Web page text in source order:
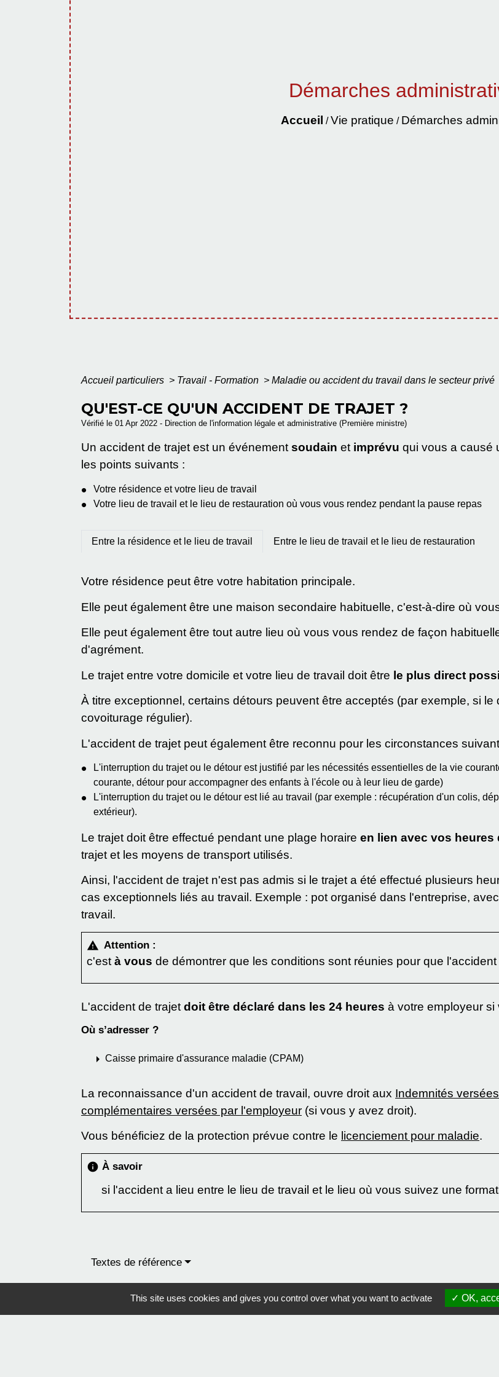
Démarches
Accueil /Vie pratique / Démarches
Accueil particuliers > Travail - Formation > Maladie ou accident du travail dans le secteur privé
QU'EST-CE QU'UN ACCIDENT DE TRAJET ?
Vérifié le 01 Apr 2022 - Direction de l'information légale et administrative (Première ministre)
Un accident de trajet est un événement soudain et imprévu qui vous a causé
les points suivants :
Votre résidence et votre lieu de travail
Votre lieu de travail et le lieu de restauration où vous vous rendez pendant la pause repas
Entre la résidence et le lieu de travail Entre le lieu de travail et le lieu de restauration
Votre résidence peut être votre habitation principale.
Elle peut également être une maison secondaire habituelle, c'est-à-dire où
Elle peut également être tout autre lieu où vous vous rendez de façon
d'agrément.
Le trajet entre votre domicile et votre lieu de travail doit être le plus direct
À titre exceptionnel, certains détours peuvent être acceptés (par exemple, si
covoiturage régulier).
L'accident de trajet peut également être reconnu pour les circonstances
L'interruption du trajet ou le détour est justifié par les nécessités essentielles de la vie
courante, détour pour accompagner des enfants à l'école ou à leur lieu de garde)
L'interruption du trajet ou le détour est lié au travail (par exemple : récupération d'un colis,
extérieur).
Le trajet doit être effectué pendant une plage horaire en lien avec vos heures
trajet et les moyens de transport utilisés.
Ainsi, l'accident de trajet n'est pas admis si le trajet a été effectué plusieurs
cas exceptionnels liés au travail. Exemple : pot organisé dans l'entreprise,
travail.
warning Attention :
c'est à vous de démontrer que les conditions sont réunies pour que
L'accident de trajetdoit être déclaré dans les 24 heures à votre employeur si
Où s’adresser ?
arrow_right Caisse primaire d'assurance maladie (CPAM)
La reconnaissance d'un accident de travail, ouvre droit aux Indemnités
complémentaires versées par l'employeur (si vous y avez droit).
Vous bénéficiez de la protection prévue contre le licenciement pour maladie.
info À savoir
si l'accident a lieu entre le lieu de travail et le lieu où vous suivez une
Textes de référence
Questions ? Réponses !
This site uses cookies and gives you control over what you want to activate OK,